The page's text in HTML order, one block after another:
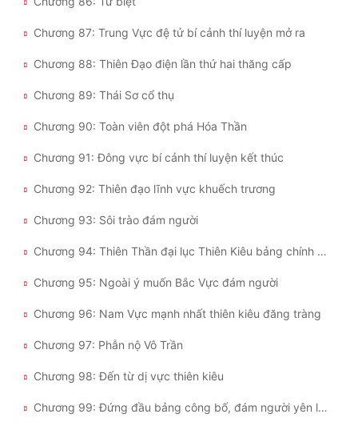
Chương 87: Trung Vực đệ tử bí cảnh thí luyện mở ra
Chương 88: Thiên Đạo điện lần thứ hai thăng cấp
Chương 89: Thái Sơ cổ thụ
Chương 90: Toàn viên đột phá Hóa Thần
Chương 91: Đông vực bí cảnh thí luyện kết thúc
Chương 92: Thiên đạo lĩnh vực khuếch trương
Chương 93: Sôi trào đám người
Chương 94: Thiên Thần đại lục Thiên Kiêu bảng chính thức khai bảng
Chương 95: Ngoài ý muốn Bắc Vực đám người
Chương 96: Nam Vực mạnh nhất thiên kiêu đăng tràng
Chương 97: Phẫn nộ Vô Trần
Chương 98: Đến từ dị vực thiên kiêu
Chương 99: Đứng đầu bảng công bố, đám người yên lặng